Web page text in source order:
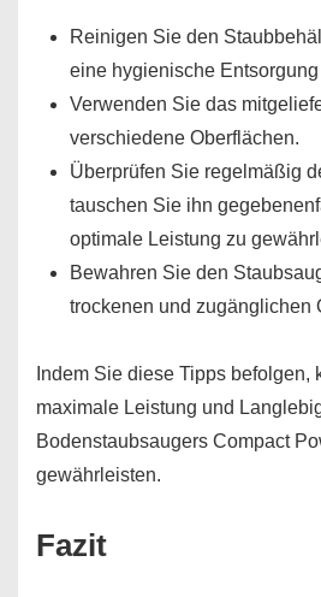
Reinigen Sie den
eine hygienische
Verwenden Sie das
verschiedene Oberflächen.
Überprüfen Sie regelmäßig
tauschen Sie ihn
optimale Leistung zu
Bewahren Sie den
trockenen und zugänglichen
Indem Sie diese Tipps befolgen,
maximale Leistung und
Bodenstaubsaugers Compact
gewährleisten.
Fazit